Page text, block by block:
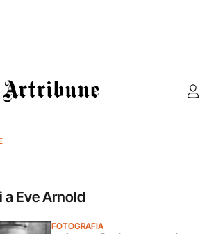
Artribune
Eve Arnold
FOTOGRAFIA